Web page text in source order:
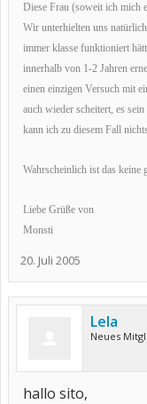
Diese Frau (soweit ich mich
Wir unterhielten uns
immer klasse funktioniert
innerhalb von 1-2 Jahren
einen einzigen Versuch mit
auch wieder scheitert, es
kann ich zu diesem Fall
Wahrscheinlich ist das
Liebe Grüße von
Monsti
20. Juli 2005
Lela
Neues
hallo sito,